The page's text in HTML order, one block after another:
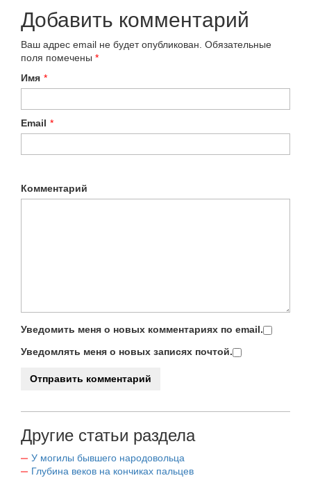
Добавить комментарий
Ваш адрес email не будет опубликован. Обязательные
поля помечены *
Имя *
Email *
Комментарий
Уведомить меня о новых комментариях по email.
Уведомлять меня о новых записях почтой.
Другие статьи раздела
У могилы бывшего народовольца
Глубина веков на кончиках пальцев